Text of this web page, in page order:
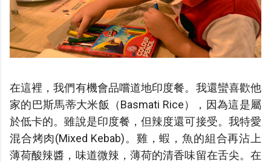
在這裡，我們有機會品嚐道地印度餐。我還蠻喜歡他
家的巴斯馬蒂大米飯（Basmati Rice），因為這是屬
於低卡的。雖說是印度餐，但辣度還可接受。我特愛
混合烤肉(Mixed Kebab)。雞，蝦，魚的組合再沾上
薄荷酸辣醬，味道微辣，薄荷的清香味留在舌尖。在